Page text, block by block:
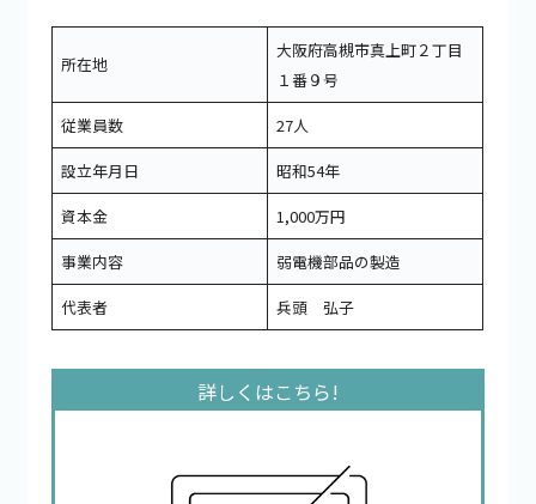
所在地
大阪府高槻市真上町２丁目
１番９号
従業員数
27人
設立年月日
昭和54年
資本金
1,000万円
事業内容
弱電機部品の製造
代表者
兵頭 弘子